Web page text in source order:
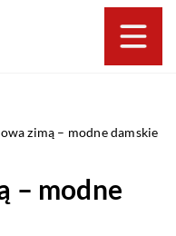
zimą – modne damskie
– modne